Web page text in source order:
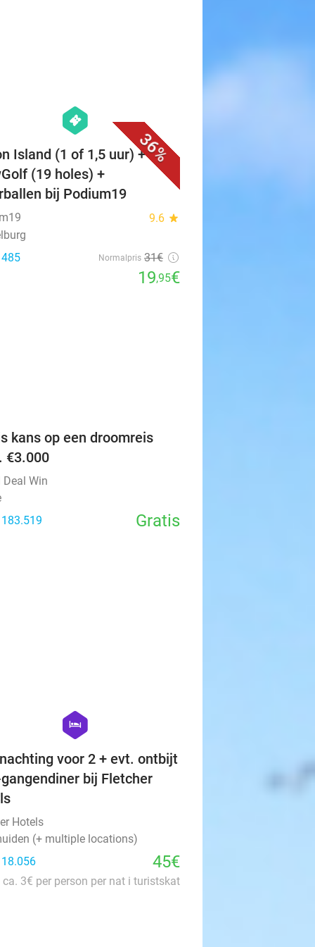
36%
hexagon
events
Island (1 of 1,5 uur) + evt.
(19 holes) +
bij Podium19
9.6 star
Normalpris 31€
19,95€
kans op een droomreis
€3.000
Win
Gratis
hexagon
hotel
voor 2 + evt. ontbijt
bij Fletcher
Hotels
(+ multiple locations)
45€
ca. 3€ per person per nat i turistskat